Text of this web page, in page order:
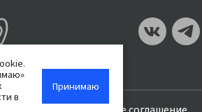
в
Принимаю